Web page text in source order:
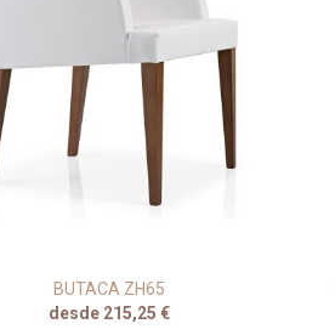
BUTACA ZH65
desde 215,25 €